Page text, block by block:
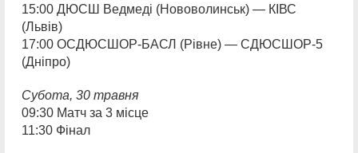
15:00 ДЮСШ Ведмеді (Нововолинськ) — КІВС
(Львів)
17:00 ОСДЮСШОР-БАСЛ (Рівне) — СДЮСШОР-5
(Дніпро)
Субота, 30 травня
09:30 Матч за 3 місце
11:30 Фінал